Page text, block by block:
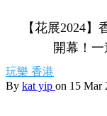
【花展2024
開幕！
玩樂 香港
By kat yip on 15 Mar